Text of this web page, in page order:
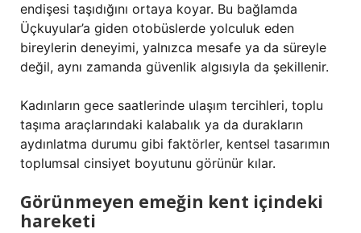
endişesi taşıdığını ortaya koyar. Bu bağlamda
Üçkuyular’a giden otobüslerde yolculuk eden
bireylerin deneyimi, yalnızca mesafe ya da süreyle
değil, aynı zamanda güvenlik algısıyla da şekillenir.
Kadınların gece saatlerinde ulaşım tercihleri, toplu
taşıma araçlarındaki kalabalık ya da durakların
aydınlatma durumu gibi faktörler, kentsel tasarımın
toplumsal cinsiyet boyutunu görünür kılar.
Görünmeyen emeğin kent içindeki
hareketi